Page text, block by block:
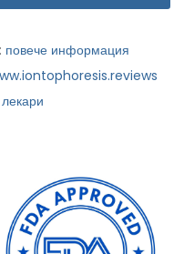
повече информация